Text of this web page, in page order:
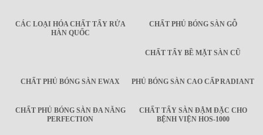
CÁC LOẠI HÓA CHẤT TẨY RỬA
HÀN QUỐC
CHẤT PHỦ BÓNG SÀN GỖ
CHẤT TẨY BỀ MẶT SÀN CŨ
CHẤT PHỦ BÓNG SÀN EWAX PHỦ BÓNG SÀN CAO CẤP RADIANT
CHẤT PHỦ BÓNG SÀN ĐA NĂNG
PERFECTION
CHẤT TẨY SÀN ĐẬM ĐẶC CHO
BỆNH VIỆN HOS-1000